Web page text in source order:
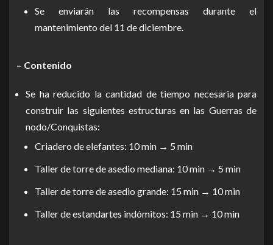
Se enviarán las recompensas durante el
mantenimiento del 11 de diciembre.
– Contenido
Se ha reducido la cantidad de tiempo necesaria para
construir las siguientes estructuras en las Guerras de
nodo/Conquistas:
Criadero de elefantes: 10 min → 5 min
Taller de torre de asedio mediana: 10 min → 5 min
Taller de torre de asedio grande: 15 min → 10 min
Taller de estandartes indómitos: 15 min → 10 min